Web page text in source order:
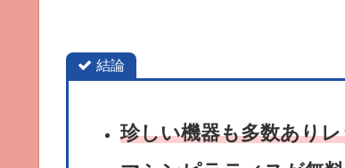
結論
珍しい機器も多数あり